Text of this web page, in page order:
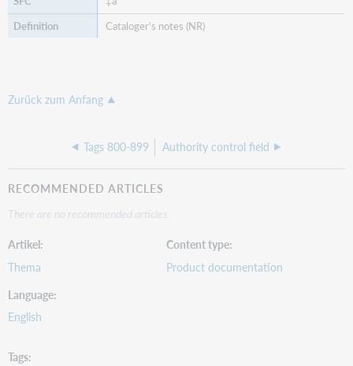
Cataloger's notes (NR)
Zurück zum Anfang
Tags 800-899 Authority control field
RECOMMENDED ARTICLES
There are no recommended articles.
Artikel
Thema
Content type
Product documentation
Language
English
Tags